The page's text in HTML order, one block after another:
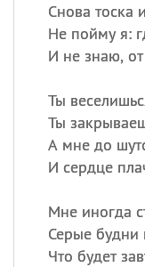
Снова тоска
Не пойму я:
И не знаю, от
Ты
Ты
А мне до
И сердце
Мне иногда
Серые будни
Что будет